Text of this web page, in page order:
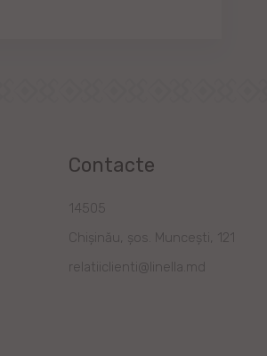
Contacte
14505
Chișinău, șos. Muncești, 121
relatiiclienti@linella.md